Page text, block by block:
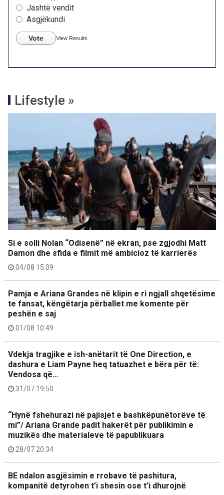
Jashtë vendit
Asgjëkundi
Vote View Results
Lifestyle »
Si e solli Nolan “Odisenë” në ekran, pse zgjodhi Matt
Damon dhe sfida e filmit më ambicioz të karrierës
04/08 15:09
Pamja e Ariana Grandes në klipin e ri ngjall shqetësime
te fansat, këngëtarja përballet me komente për
peshën e saj
01/08 10:49
Vdekja tragjike e ish-anëtarit të One Direction, e
dashura e Liam Payne heq tatuazhet e bëra për të:
Vendosa që…
31/07 19:50
“Hynë fshehurazi në pajisjet e bashkëpunëtorëve të
mi”/ Ariana Grande padit hakerët për publikimin e
muzikës dhe materialeve të papublikuara
28/07 20:34
BE ndalon asgjësimin e rrobave të pashitura,
kompanitë detyrohen t’i shesin ose t’i dhurojnë